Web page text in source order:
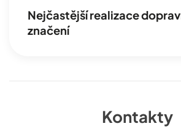
Nejčastější realizace
značení
Kontakty